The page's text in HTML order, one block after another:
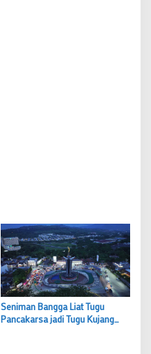
Seniman Bangga Liat Tugu
Pancakarsa jadi Tugu Kujang